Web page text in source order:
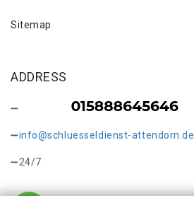
Sitemap
ADDRESS
info@schluesseldienst-attendorn.de
24/7